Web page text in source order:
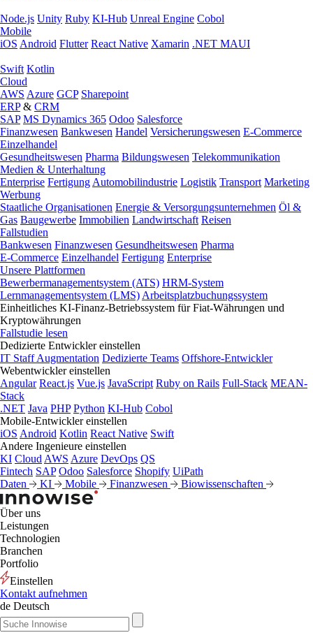
Node.js Unity Ruby KI-Hub Unreal Engine Cobol
Mobile
iOS Android Flutter React Native Xamarin .NET MAUI
Swift Kotlin
Cloud
AWS Azure GCP Sharepoint
ERP& CRM
SAP MS Dynamics 365 Odoo Salesforce
Finanzwesen Bankwesen Handel Versicherungswesen E-Commerce
Einzelhandel
Gesundheitswesen Pharma Bildungswesen Telekommunikation
Medien & Unterhaltung
Enterprise Fertigung Automobilindustrie Logistik Transport Marketing
Werbung
Staatliche Organisationen Energie & Versorgungsunternehmen Öl &
Gas Baugewerbe Immobilien Landwirtschaft Reisen
Fallstudien
Bankwesen Finanzwesen Gesundheitswesen Pharma
E-Commerce Einzelhandel Fertigung Enterprise
Unsere Plattformen
Bewerbermanagementsystem (ATS) HRM-System
Lernmanagementsystem (LMS) Arbeitsplatzbuchungssystem
Einheitliches KI-Finanz-Betriebssystem für Fiat-Währungen und
Kryptowährungen
Fallstudie lesen
Dedizierte Entwickler einstellen
IT Staff Augmentation Dedizierte Teams Offshore-Entwickler
Webentwickler einstellen
Angular React.js Vue.js JavaScript Ruby on Rails Full-Stack MEAN-
Stack
.NET Java PHP Python KI-Hub Cobol
Mobile-Entwickler einstellen
iOS Android Kotlin React Native Swift
Andere Ingenieure einstellen
KI Cloud AWS Azure DevOps QS
Fintech SAP Odoo Salesforce Shopify UiPath
Daten
KI Mobile Finanzwesen Biowissenschaften
Über uns
Leistungen
Technologien
Branchen
Portfolio
Einstellen
Kontakt aufnehmen
de Deutsch